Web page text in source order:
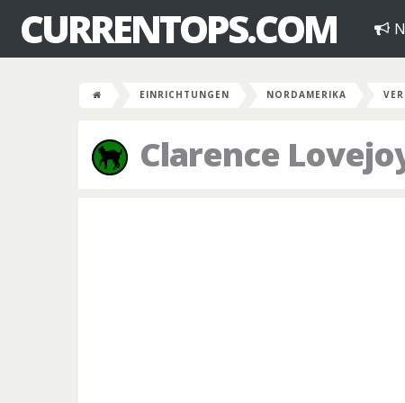
CURRENTOPS.COM
EINRICHTUNGEN NORDAMERIKA
Clarence